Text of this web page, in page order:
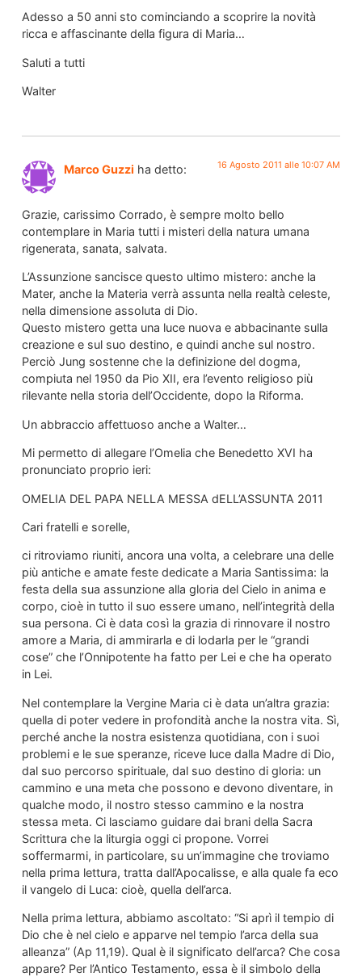
Adesso a 50 anni sto cominciando a scoprire la novità
ricca e affascinante della figura di Maria…
Saluti a tutti
Walter
Marco Guzzi ha detto: 16 Agosto 2011 alle 10:07 AM
Grazie, carissimo Corrado, è sempre molto bello
contemplare in Maria tutti i misteri della natura umana
rigenerata, sanata, salvata.
L’Assunzione sancisce questo ultimo mistero: anche la
Mater, anche la Materia verrà assunta nella realtà celeste,
nella dimensione assoluta di Dio.
Questo mistero getta una luce nuova e abbacinante sulla
creazione e sul suo destino, e quindi anche sul nostro.
Perciò Jung sostenne che la definizione del dogma,
compiuta nel 1950 da Pio XII, era l’evento religioso più
rilevante nella storia dell’Occidente, dopo la Riforma.
Un abbraccio affettuoso anche a Walter…
Mi permetto di allegare l’Omelia che Benedetto XVI ha
pronunciato proprio ieri:
OMELIA DEL PAPA NELLA MESSA dELL’ASSUNTA 2011
Cari fratelli e sorelle,
ci ritroviamo riuniti, ancora una volta, a celebrare una delle
più antiche e amate feste dedicate a Maria Santissima: la
festa della sua assunzione alla gloria del Cielo in anima e
corpo, cioè in tutto il suo essere umano, nell’integrità della
sua persona. Ci è data così la grazia di rinnovare il nostro
amore a Maria, di ammirarla e di lodarla per le “grandi
cose” che l’Onnipotente ha fatto per Lei e che ha operato
in Lei.
Nel contemplare la Vergine Maria ci è data un’altra grazia:
quella di poter vedere in profondità anche la nostra vita. Sì,
perché anche la nostra esistenza quotidiana, con i suoi
problemi e le sue speranze, riceve luce dalla Madre di Dio,
dal suo percorso spirituale, dal suo destino di gloria: un
cammino e una meta che possono e devono diventare, in
qualche modo, il nostro stesso cammino e la nostra
stessa meta. Ci lasciamo guidare dai brani della Sacra
Scrittura che la liturgia oggi ci propone. Vorrei
soffermarmi, in particolare, su un’immagine che troviamo
nella prima lettura, tratta dall’Apocalisse, e alla quale fa eco
il vangelo di Luca: cioè, quella dell’arca.
Nella prima lettura, abbiamo ascoltato: “Si aprì il tempio di
Dio che è nel cielo e apparve nel tempio l’arca della sua
alleanza” (Ap 11,19). Qual è il significato dell’arca? Che cosa
appare? Per l’Antico Testamento, essa è il simbolo della